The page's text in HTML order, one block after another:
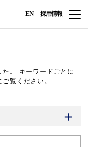
EN 採用情報
。
キーワードごとに
覧ください。